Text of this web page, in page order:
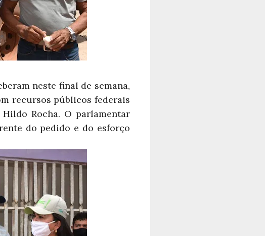
neste final de semana,
recursos públicos federais
Rocha. O parlamentar
do pedido e do esforço